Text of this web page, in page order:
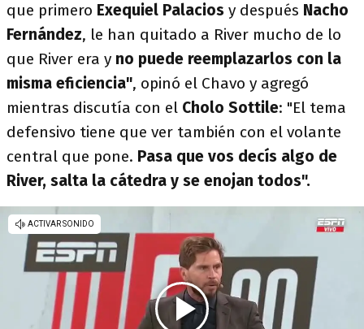
que primero Exequiel Palacios y después Nacho
Fernández, le han quitado a River mucho de lo
que River era y no puede reemplazarlos con la
misma eficiencia", opinó el Chavo y agregó
mientras discutía con el Cholo Sottile: "El tema
defensivo tiene que ver también con el volante
central que pone. Pasa que vos decís algo de
River, salta la cátedra y se enojan todos".